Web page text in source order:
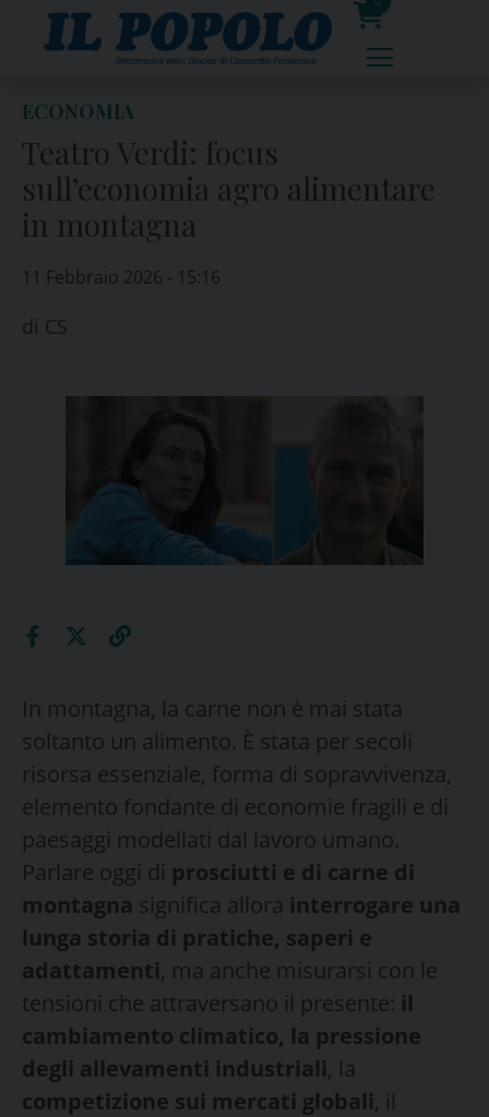
0
prodotti
ECONOMIA
Teatro Verdi: focus
sull’economia agro alimentare
in montagna
11 Febbraio 2026 - 15:16
di CS
In montagna, la carne non è mai stata
soltanto un alimento. È stata per secoli
risorsa essenziale, forma di sopravvivenza,
elemento fondante di economie fragili e di
paesaggi modellati dal lavoro umano.
Parlare oggi di prosciutti e di carne di
montagna significa allora interrogare una
lunga storia di pratiche, saperi e
adattamenti, ma anche misurarsi con le
tensioni che attraversano il presente: il
cambiamento climatico, la pressione
degli allevamenti industriali, la
competizione sui mercati globali, il